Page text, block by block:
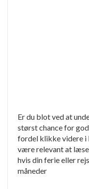
Er du blot ved at
størst chance for
fordel klikke videre i
være relevant at læse
hvis din ferie eller
måneder